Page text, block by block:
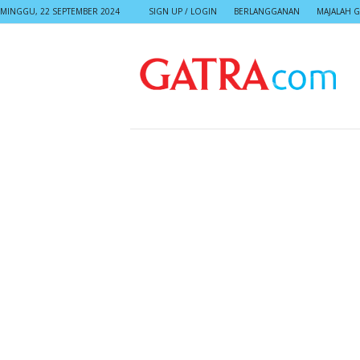
MINGGU, 22 SEPTEMBER 2024 SIGN UP / LOGIN BERLANGGANAN MAJALAH